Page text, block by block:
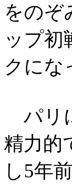
をの
ップ
クにな
パリ
精力的
し5年